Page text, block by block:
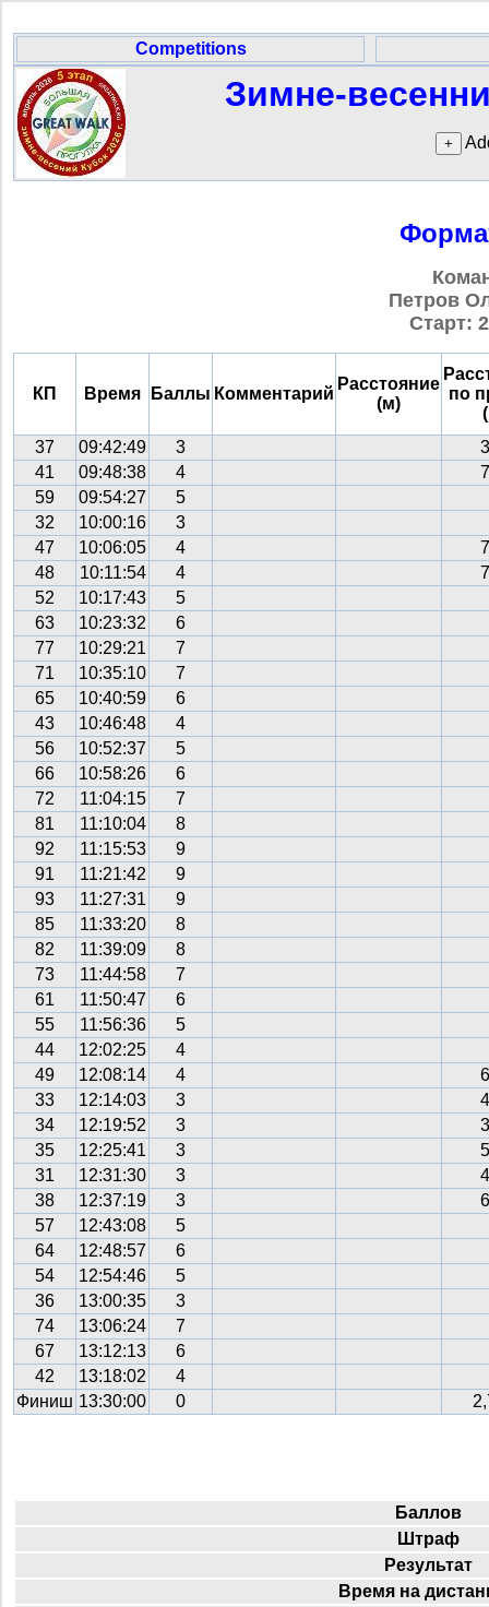
Competitions
Зимне-
Петров
Старт:
КП Время Баллы Комментарий
Расстояние
(м)
по
37
09:42:49 3
41
09:48:38 4
59
09:54:27
5
32
10:00:16
3
47
10:06:05 4
48
10:11:54 4
52
10:17:43
5
63
10:23:32
6
77
10:29:21
7
71
10:35:10
7
65
10:40:59
6
43
10:46:48
4
56
10:52:37
5
66
10:58:26
6
72
11:04:15
7
81
11:10:04
8
92
11:15:53
9
91
11:21:42
9
93
11:27:31
9
85
11:33:20
8
82
11:39:09
8
73
11:44:58
7
61
11:50:47
6
55
11:56:36
5
44
12:02:25
4
49
12:08:14 4
33
12:14:03 3
34
12:19:52 3
35
12:25:41 3
31
12:31:30 3
38
12:37:19 3
57
12:43:08
5
64
12:48:57
6
54
12:54:46
5
36
13:00:35
3
74
13:06:24
7
67
13:12:13
6
42
13:18:02
4
Финиш 13:30:00 0
Баллов
Штраф
Результат
Время на